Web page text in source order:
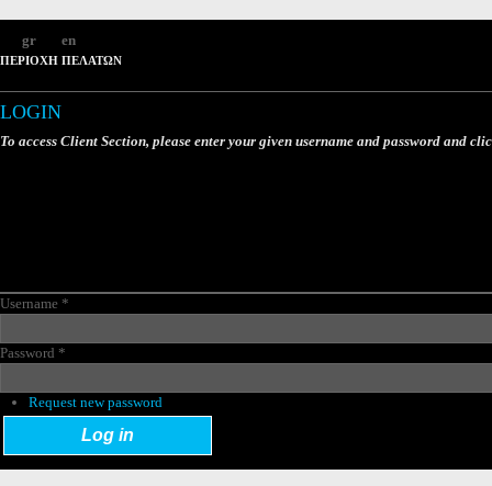
gr
en
ΠΕΡΙΟΧΗ ΠΕΛΑΤΩΝ
LOGIN
To access Client Section, please enter your given username and password and
Username *
Password *
Request new password